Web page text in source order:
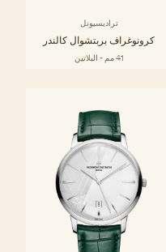
تراديسيونل
كرونوغراف بربتشوال كالندر
41 مم - البلاتين